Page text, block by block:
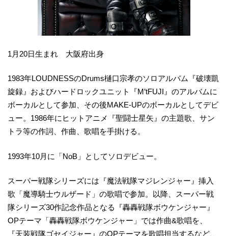
1月20日生まれ 大阪府出身
1983年LOUDNESSのDrums樋口宗孝のソロアルバム『破壊凱
旋録』およびハードロックユニット『M’tFUJI』のアルバムに
ボーカルとして参加、その後MAKE-UPのボーカルとしてデビ
ュー。1986年にヒットアニメ『聖闘士星矢』の主題歌、サン
トラ等の作詞、作曲、歌唱を手掛ける。
1993年10月に「NoB」としてソロデビュー。
スーパー戦隊シリーズには『魔法戦隊マジレンジャー』挿入
歌「魔導騎士ウルザード」の歌唱で参加。以降、スーパー戦
隊シリーズ30作記念作品となる『轟轟戦隊ボウケンジャー』
OPテーマ「轟轟戦隊ボウケンジャー」では作曲&歌唱を、
『天装戦隊ゴセイジャー』のOPテーマを歌唱担当するなど、